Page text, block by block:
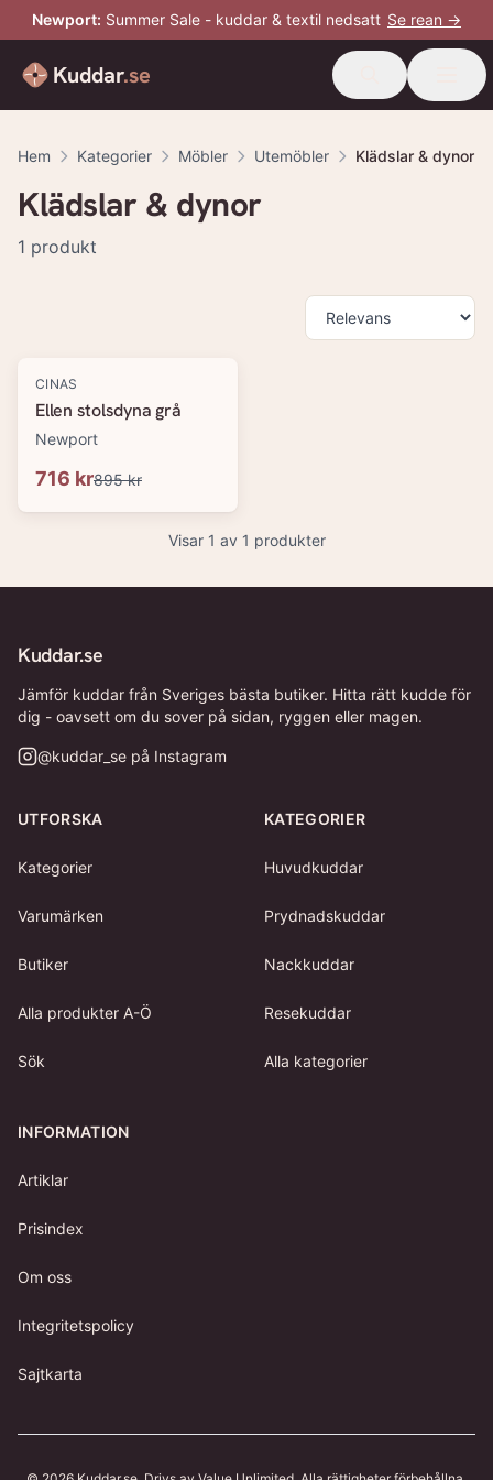
Newport: Summer Sale - kuddar & textil nedsatt Se rean →
Kuddar.se
Hem Kategorier Möbler Utemöbler Klädslar & dynor
Klädslar & dynor
1 produkt
-20 %
CINAS
Ellen stolsdyna grå
Newport
716 kr895 kr
Visar 1 av 1 produkter
Kuddar.se
Jämför kuddar från Sveriges bästa butiker. Hitta rätt kudde för
dig - oavsett om du sover på sidan, ryggen eller magen.
@kuddar_se på Instagram
UTFORSKA
Kategorier
Varumärken
Butiker
Alla produkter A-Ö
Sök
KATEGORIER
Huvudkuddar
Prydnadskuddar
Nackkuddar
Resekuddar
Alla kategorier
INFORMATION
Artiklar
Prisindex
Om oss
Integritetspolicy
Sajtkarta